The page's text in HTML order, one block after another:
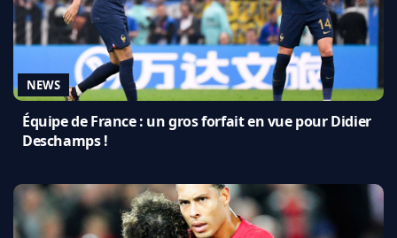
NEWS
Équipe de France : un gros forfait en vue pour Didier
Deschamps !